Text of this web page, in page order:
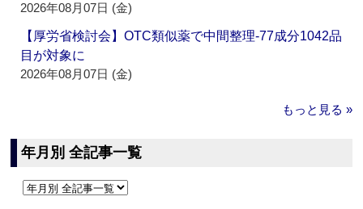
2026年08月07日 (金)
【厚労省検討会】OTC類似薬で中間整理‐77成分1042品
目が対象に
2026年08月07日 (金)
もっと見る »
年月別 全記事一覧